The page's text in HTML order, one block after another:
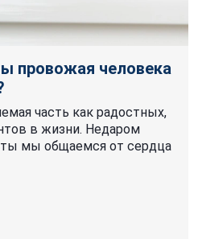
провожая человека
часть как радостных,
в жизни. Недаром
мы общаемся от сердца